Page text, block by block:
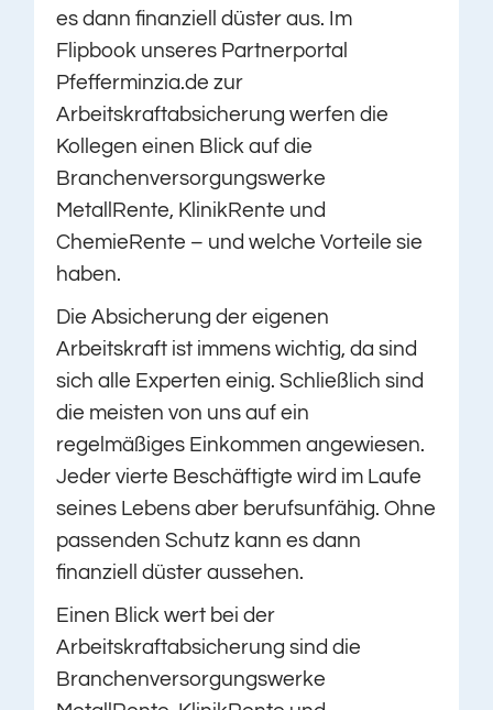
es dann finanziell düster aus. Im
Flipbook unseres Partnerportal
Pfefferminzia.de zur
Arbeitskraftabsicherung werfen die
Kollegen einen Blick auf die
Branchenversorgungswerke
MetallRente, KlinikRente und
ChemieRente – und welche Vorteile sie
haben.
Die Absicherung der eigenen
Arbeitskraft ist immens wichtig, da sind
sich alle Experten einig. Schließlich sind
die meisten von uns auf ein
regelmäßiges Einkommen angewiesen.
Jeder vierte Beschäftigte wird im Laufe
seines Lebens aber berufsunfähig. Ohne
passenden Schutz kann es dann
finanziell düster aussehen.
Einen Blick wert bei der
Arbeitskraftabsicherung sind die
Branchenversorgungswerke